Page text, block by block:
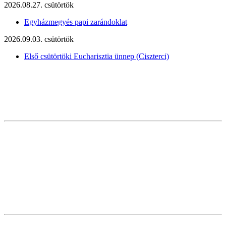
2026.08.27. csütörtök
Egyházmegyés papi zarándoklat
2026.09.03. csütörtök
Első csütörtöki Eucharisztia ünnep (Ciszterci)